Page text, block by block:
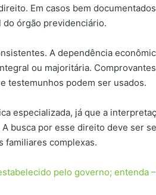
Em casos bem
órgão previdenciário.
A dependência
ou majoritária.
testemunhos podem ser usados.
especializada, já que a
busca por esse direito deve ser
familiares complexas.
pelo governo; entenda